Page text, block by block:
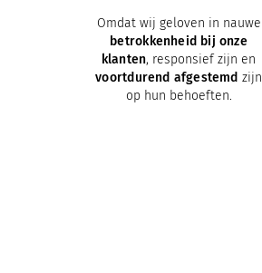
Omdat wij geloven in nauwe
betrokkenheid bij onze
klanten, responsief zijn en
voortdurend afgestemd zijn
op hun behoeften.